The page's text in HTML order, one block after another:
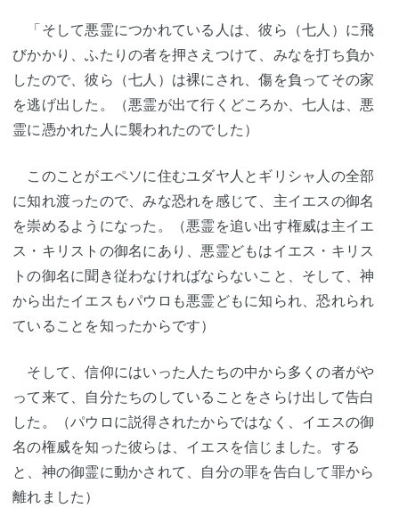
「そして悪霊につかれている人は、彼ら（七人）に飛
びかかり、ふたりの者を押さえつけて、みなを打ち負か
したので、彼ら（七人）は裸にされ、傷を負ってその家
を逃げ出した。（悪霊が出て行くどころか、七人は、悪
霊に憑かれた人に襲われたのでした）
このことがエペソに住むユダヤ人とギリシャ人の全部
に知れ渡ったので、みな恐れを感じて、主イエスの御名
を崇めるようになった。（悪霊を追い出す権威は主イエ
ス・キリストの御名にあり、悪霊どもはイエス・キリス
トの御名に聞き従わなければならないこと、そして、神
から出たイエスもパウロも悪霊どもに知られ、恐れられ
ていることを知ったからです）
そして、信仰にはいった人たちの中から多くの者がや
って来て、自分たちのしていることをさらけ出して告白
した。（パウロに説得されたからではなく、イエスの御
名の権威を知った彼らは、イエスを信じました。する
と、神の御霊に動かされて、自分の罪を告白して罪から
離れました）